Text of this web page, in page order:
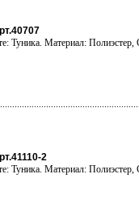
Туника. Материал: Полиэстер,
2
Туника. Материал: Полиэстер,